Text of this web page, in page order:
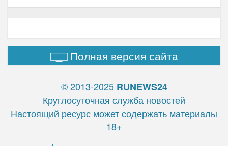
Полная версия сайта
© 2013-2025 RUNEWS24
Круглосуточная служба новостей
Настоящий ресурс может содержать материалы
18+